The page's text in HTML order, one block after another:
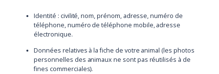
Identité : civilité, nom, prénom, adresse, numéro de
téléphone, numéro de téléphone mobile, adresse
électronique.
Données relatives à la fiche de votre animal (les photos
personnelles des animaux ne sont pas réutilisés à de
fines commerciales).